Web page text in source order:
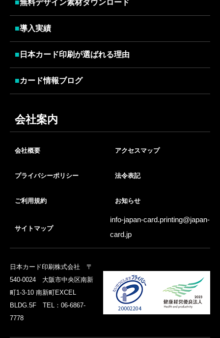
■無料デザイン素材ダウンロード
■導入実績
■ 日本カード印刷が選ばれる理由
■カード情報ブログ
会社案内
会社概要 アクセスマップ
プライバシーポリシー 法令表記
ご利用規約 お知らせ
サイトマップ
info-japan-card.printing@japan-
card.jp
日本カード印刷株式会社 〒
540-0024 大阪市中央区南新
町1-3-10 南新町EXCEL
BLDG.5F TEL：06-6867-
7778